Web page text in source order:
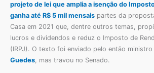
projeto de lei que amplia a isenção do
ganha até R$ 5 mil mensais partes da
Casa em 2021 que, dentre outros temas,
lucros e dividendos e reduz o Imposto de
(IRPJ). O texto foi enviado pelo então ministro
Guedes, mas travou no Senado.